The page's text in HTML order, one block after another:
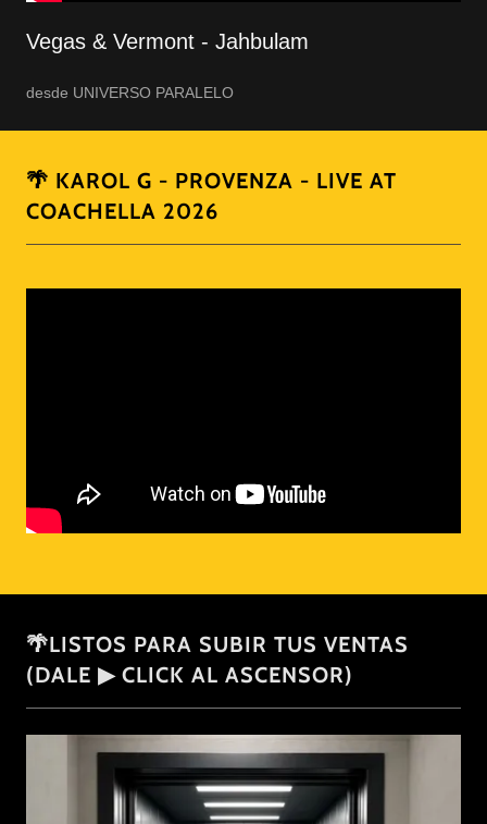
Vegas & Vermont - Jahbulam
desde UNIVERSO PARALELO
🌴 KAROL G - PROVENZA - LIVE AT
COACHELLA 2026
🌴LISTOS PARA SUBIR TUS VENTAS
(DALE ▶ CLICK AL ASCENSOR)